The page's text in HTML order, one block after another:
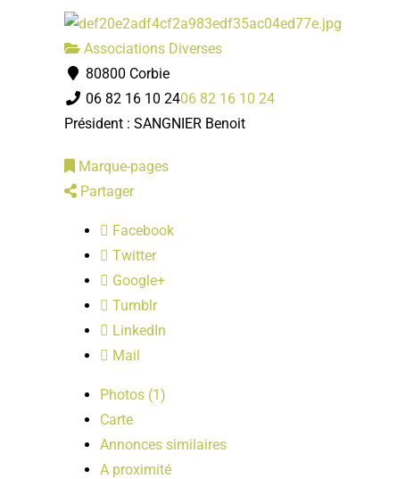
Associations Diverses
80800 Corbie
06 82 16 10 2406 82 16 10 24
Président : SANGNIER Benoit
Marque-pages
Partager
Facebook
Twitter
Google+
Tumblr
LinkedIn
Mail
Photos (1)
Carte
Annonces similaires
A proximité